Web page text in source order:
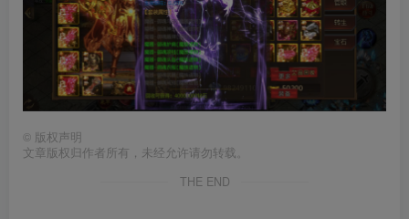
© 版权声明
文章版权归作者所有，未经允许请勿转载。
THE END